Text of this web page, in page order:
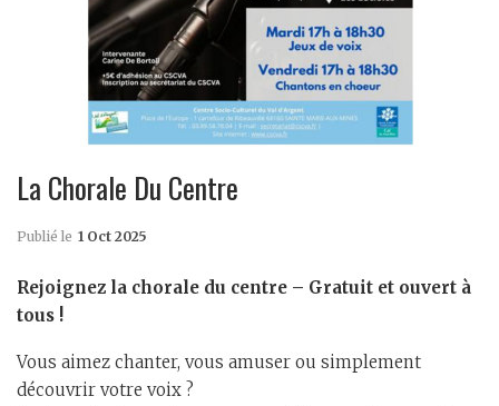
La Chorale Du Centre
Publié le 1 Oct 2025
Rejoignez la chorale du centre – Gratuit et ouvert à
tous !
Vous aimez chanter, vous amuser ou simplement
découvrir votre voix ?